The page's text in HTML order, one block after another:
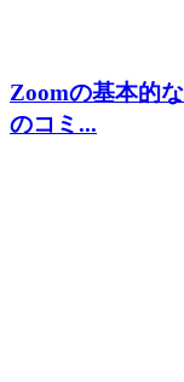
Zoomの基本的
のコミ...